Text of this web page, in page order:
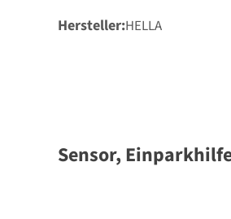
Hersteller HELLA
Sensor,